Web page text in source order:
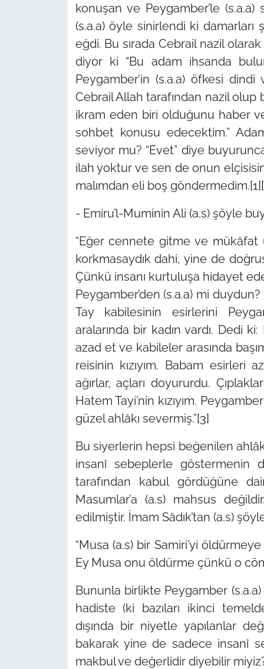
konuşan ve Peygamber’le
(s.a.a) öyle sinirlendi ki damarları
eğdi. Bu sırada Cebrail nazil
diyor ki “Bu adam ihsanda
Peygamber’in (s.a.a) öfkesi dindi
Cebrail Allah tarafından nazil olup
ikram eden biri olduğunu haber
sohbet konusu edecektim.”
seviyor mu? “Evet” diye
ilah yoktur ve sen de onun
malımdan eli boş göndermedim.[1]
- Emiru’l-Muminin Ali (a.s) şöyle
“Eğer cennete gitme ve mükâfat
korkmasaydık dahi, yine de
Çünkü insanı kurtuluşa hidayet
Peygamber’den (s.a.a) mi
Tay kabilesinin esirlerini
aralarında bir kadın vardı. Dedi
azad et ve kabileler arasında
reisinin kızıyım. Babam esirleri
ağırlar, açları doyururdu.
Hatem Tayi’nin kızıyım.
güzel ahlâkı severmiş.”[3]
Bu siyerlerin hepsi beğenilen
insanî sebeplerle göstermenin
tarafından kabul gördüğüne
Masumlar’a (a.s) mahsus
edilmiştir. İmam Sâdık’tan (a.s)
“Musa (a.s) bir Samiri’yi
Ey Musa onu öldürme çünkü o
Bununla birlikte Peygamber
hadiste (ki bazıları ikinci
dışında bir niyetle yapılanlar
bakarak yine de sadece insanî
makbul ve değerlidir diyebilir